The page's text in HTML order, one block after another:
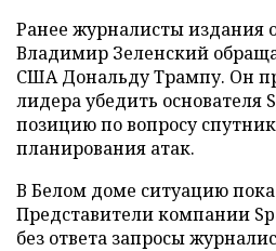
Ранее журналисты издания
Владимир Зеленский
США Дональду Трампу. Он
лидера убедить основателя
позицию по вопросу
планирования атак.
В Белом доме ситуацию
Представители компании
без ответа запросы